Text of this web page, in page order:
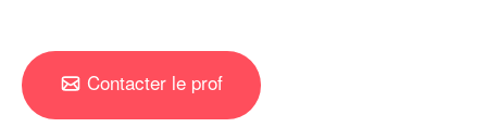
Contacter le prof